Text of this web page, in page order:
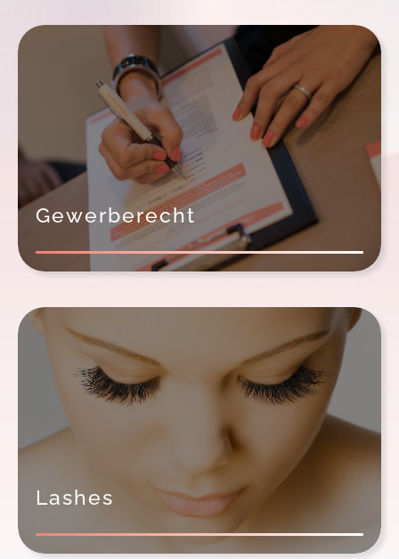
Gewerberecht
Lashes